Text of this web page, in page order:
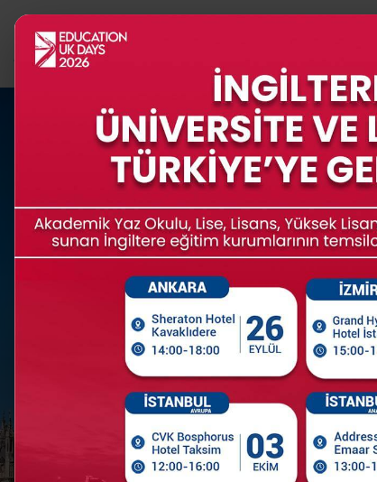
Edukas ile Birleşik
SENELİK TECRÜBE
15+
FARKLI
120+
İSTANBUL AVRUPA İSTANBUL